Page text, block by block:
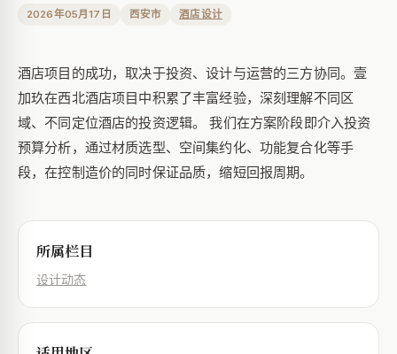
2026年05月17日 西安市 酒店设计
酒店项目的成功，取决于投资、设计与运营的三方协同。壹
加玖在西北酒店项目中积累了丰富经验，深刻理解不同区
域、不同定位酒店的投资逻辑。 我们在方案阶段即介入投资
预算分析，通过材质选型、空间集约化、功能复合化等手
段，在控制造价的同时保证品质，缩短回报周期。
所属栏目
设计动态